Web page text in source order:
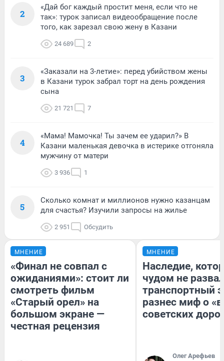
2
«Дай бог каждый простит меня, если что не
так»: турок записал видеообращение после
того, как зарезал свою жену в Казани
24 689 2
3
«Заказали на 3-летие»: перед убийством жены
в Казани турок забрал торт на день рождения
сына
21 721 7
4
«Мама! Мамочка! Ты зачем ее ударил?» В
Казани маленькая девочка в истерике отгоняла
мужчину от матери
3 936 1
5
Сколько комнат и миллионов нужно казанцам
для счастья? Изучили запросы на жилье
2 951 Обсудить
МНЕНИЕ
«Финал не совпал с
ожиданиями»: стоит ли
смотреть фильм
«Старый орел» на
большом экране —
честная рецензия
МНЕНИЕ
Наследие,
чудом не
транспортный
разнес миф о
советских
Олег Арефьев